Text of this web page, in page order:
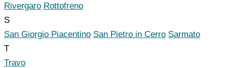
Rivergaro Rottofreno
S
San Giorgio Piacentino San Pietro in Cerro Sarmato
T
Travo